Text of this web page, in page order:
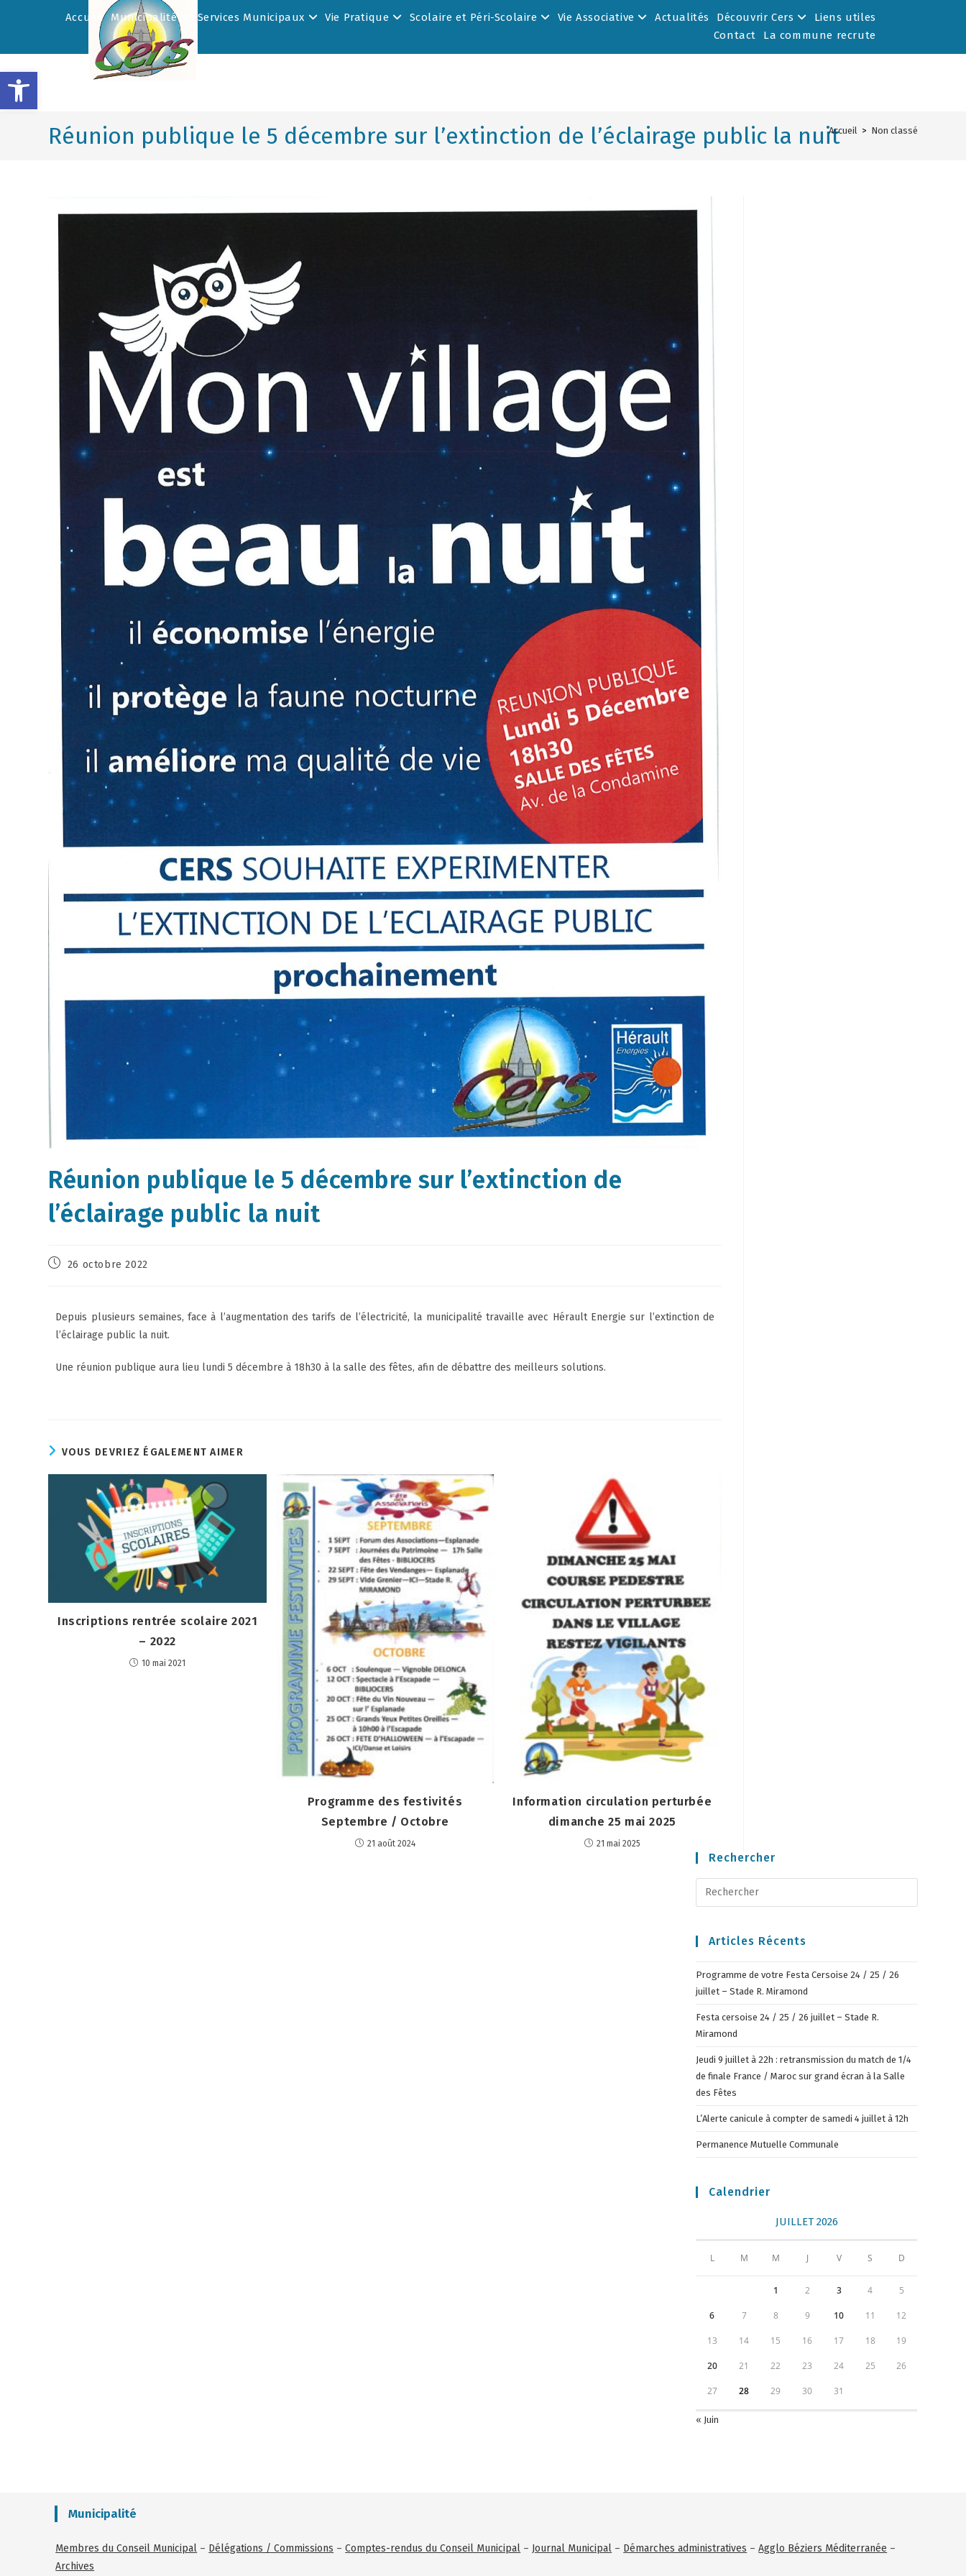
Accueil Municipalité Services Municipaux Vie Pratique Scolaire et Péri-Scolaire Vie Associative Actualités Découvrir Cers
Liens utiles
Contact
La commune recrute
Réunion publique le 5 décembre sur l’extinction de l’éclairage public la nuitAccueil > Non classé
Réunion publique le 5 décembre sur l’extinction de
l’éclairage public la nuit
26 octobre 2022
Depuis plusieurs semaines, face à l’augmentation des tarifs de l’électricité, la municipalité travaille avec Hérault Energie sur l’extinction de
l’éclairage public la nuit.
Une réunion publique aura lieu lundi 5 décembre à 18h30 à la salle des fêtes, afin de débattre des meilleurs solutions.
VOUS DEVRIEZ ÉGALEMENT AIMER
Inscriptions rentrée scolaire 2021
– 2022
10 mai 2021
Programme des festivités
Septembre / Octobre
21 août 2024
Information circulation perturbée
dimanche 25 mai 2025
21 mai 2025
Rechercher
Articles Récents
Programme de votre Festa Cersoise 24 / 25 / 26
juillet – Stade R. Miramond
Festa cersoise 24 / 25 / 26 juillet – Stade R.
Miramond
Jeudi 9 juillet à 22h : retransmission du match de 1/4
de finale France / Maroc sur grand écran à la Salle
des Fêtes
L’Alerte canicule à compter de samedi 4 juillet à 12h
Permanence Mutuelle Communale
Calendrier
JUILLET 2026
L M M J V S D
1 2 3 4 5
6 7 8 9 10 11 12
13 14 15 16 17 18 19
20 21 22 23 24 25 26
27 28 29 30 31
« Juin
Municipalité
Membres du Conseil Municipal – Délégations / Commissions –Comptes-rendus du Conseil Municipal – Journal Municipal – Démarches administratives –Agglo Béziers Méditerranée –
Archives
Ouvrir la barre d’outils